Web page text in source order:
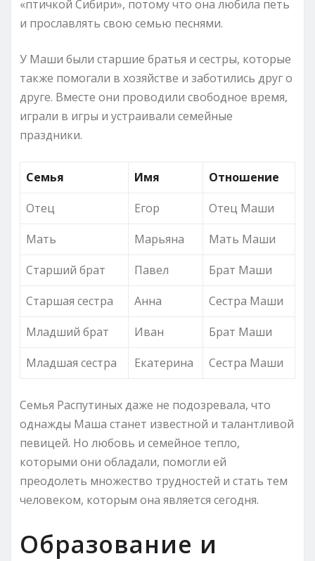
«птичкой Сибири», потому что она любила петь
и прославлять свою семью песнями.
У Маши были старшие братья и сестры, которые
также помогали в хозяйстве и заботились друг о
друге. Вместе они проводили свободное время,
играли в игры и устраивали семейные
праздники.
Семья Имя
Отношение
Отец
Егор
Отец Маши
Мать
Марьяна
Мать Маши
Старший брат
Павел
Брат Маши
Старшая сестра
Анна
Сестра Маши
Младший брат
Иван
Брат Маши
Младшая сестра
Екатерина Сестра Маши
Семья Распутиных даже не подозревала, что
однажды Маша станет известной и талантливой
певицей. Но любовь и семейное тепло,
которыми они обладали, помогли ей
преодолеть множество трудностей и стать тем
человеком, которым она является сегодня.
Образование и